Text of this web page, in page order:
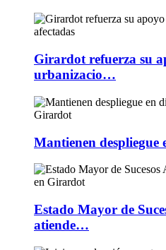
Girardot refuerza su
urbanizacio…
Mantienen despliegue
Estado Mayor de
atiende…